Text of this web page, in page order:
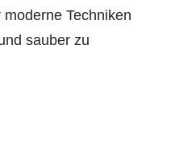
Techniken
sauber zu